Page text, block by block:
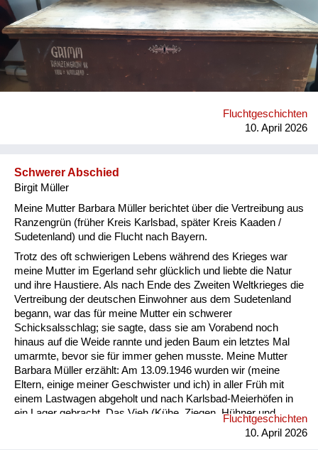
mitgeführt hatten. Heute befindet sich dieses einmalige
Erbstück im Besitz einer meiner Cousinen.
Fluchtgeschichten
10. April 2026
Schwerer Abschied
Birgit Müller
Meine Mutter Barbara Müller berichtet über die Vertreibung aus
Ranzengrün (früher Kreis Karlsbad, später Kreis Kaaden /
Sudetenland) und die Flucht nach Bayern.
Trotz des oft schwierigen Lebens während des Krieges war
meine Mutter im Egerland sehr glücklich und liebte die Natur
und ihre Haustiere. Als nach Ende des Zweiten Weltkrieges die
Vertreibung der deutschen Einwohner aus dem Sudetenland
begann, war das für meine Mutter ein schwerer
Schicksalsschlag; sie sagte, dass sie am Vorabend noch
hinaus auf die Weide rannte und jeden Baum ein letztes Mal
umarmte, bevor sie für immer gehen musste. Meine Mutter
Barbara Müller erzählt: Am 13.09.1946 wurden wir (meine
Eltern, einige meiner Geschwister und ich) in aller Früh mit
einem Lastwagen abgeholt und nach Karlsbad-Meierhöfen in
ein Lager gebracht. Das Vieh (Kühe, Ziegen, Hühner und
Schweine) blieb im Stall. Der Hund an der Kette bellte wie
verrückt. Mitnehmen durften wir 70 kg pro Person, es war ja
Fluchtgeschichten
10. April 2026